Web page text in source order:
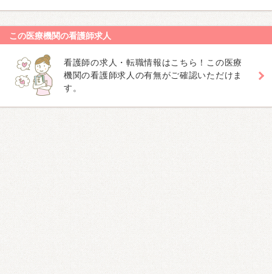
この医療機関の看護師求人
看護師の求人・転職情報はこちら！この医療
機関の看護師求人の有無がご確認いただけま
す。